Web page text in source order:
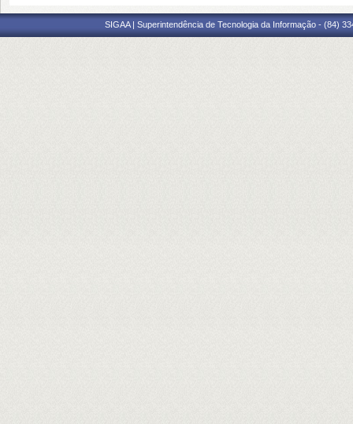
SIGAA | Superintendência de Tecnologia da Informação - (84)